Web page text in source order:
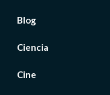
Blog
Ciencia
Cine